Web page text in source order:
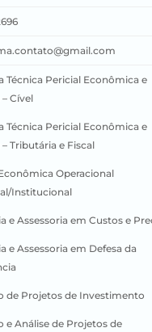
Técnica Pericial Econômica e
Cível
Técnica Pericial Econômica e
Tributária e Fiscal
Operacional
Institucional
e Assessoria em Custos e
e Assessoria em Defesa da
de Projetos de Investimento
e Análise de Projetos de